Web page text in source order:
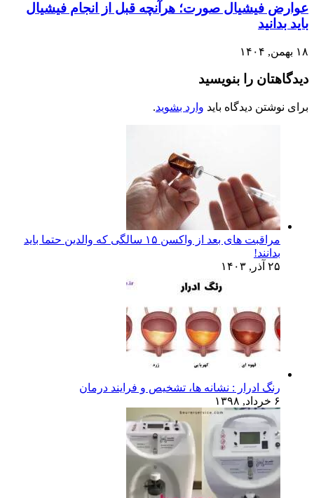
عوارض فیشیال صورت؛ هرآنچه قبل از انجام فیشیال
باید بدانید
۱۸ بهمن, ۱۴۰۴
دیدگاهتان را بنویسید
برای نوشتن دیدگاه باید وارد بشوید.
مراقبت های بعد از واکسن ۱۵ سالگی که والدین حتما باید
بدانند!
۲۵ آذر, ۱۴۰۳
رنگ ادرار : نشانه ها، تشخیص و فرایند درمان
۶ خرداد, ۱۳۹۸